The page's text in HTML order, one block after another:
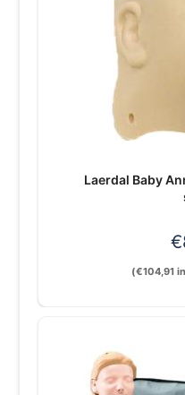
Laerdal Baby
€
(€104,91